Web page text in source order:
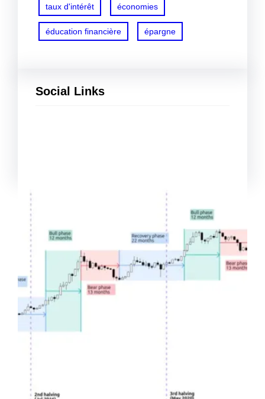
taux d'intérêt économies
éducation financière épargne
Social Links